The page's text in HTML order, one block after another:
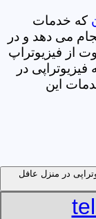
که خدمات
می دهد و در
از فیزیوتراپ
در
این
در منزل عافل